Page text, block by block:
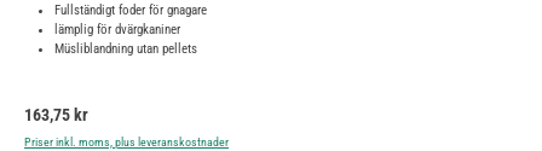
Fullständigt foder för gnagare
lämplig för dvärgkaniner
Müsliblandning utan pellets
Ordinarie pris:
163,75 kr
Priser inkl. moms, plus leveranskostnader